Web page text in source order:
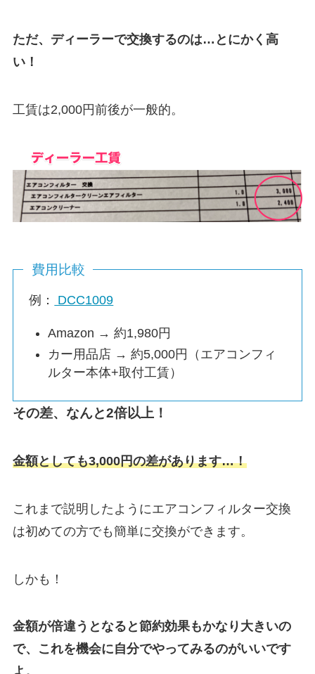
ただ、ディーラーで交換するのは…とにかく高
い！
工賃は2,000円前後が一般的。
費用比較
例： DCC1009
Amazon → 約1,980円
カー用品店 → 約5,000円（エアコンフィ
ルター本体+取付工賃）
その差、なんと2倍以上！
金額としても3,000円の差があります…！
これまで説明したようにエアコンフィルター交換
は初めての方でも簡単に交換ができます。
しかも！
金額が倍違うとなると節約効果もかなり大きいの
で、これを機会に自分でやってみるのがいいです